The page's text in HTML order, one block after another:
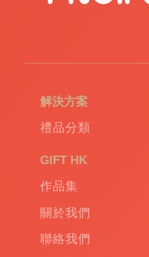
解決方案
禮品分類
GIFT HK
作品集
關於我們
聯絡我們